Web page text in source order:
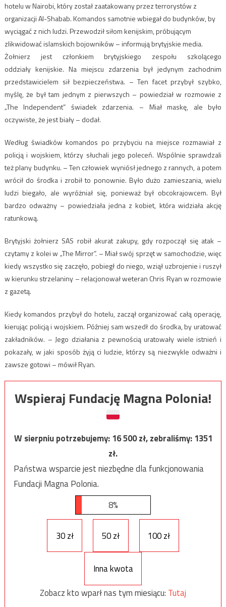
hotelu w Nairobi, który został zaatakowany przez terrorystów z
organizacji Al-Shabab. Komandos samotnie wbiegał do budynków, by
wyciągać z nich ludzi. Przewodził siłom kenijskim, próbującym
zlikwidować islamskich bojowników – informują brytyjskie media.
Żołnierz jest członkiem brytyjskiego zespołu szkolącego
oddziały kenijskie. Na miejscu zdarzenia był jedynym zachodnim
przedstawicielem sił bezpieczeństwa. – Ten facet przybył szybko,
myślę, że był tam jednym z pierwszych – powiedział w rozmowie z
„The Independent” świadek zdarzenia. – Miał maskę, ale było
oczywiste, że jest biały – dodał.
Według świadków komandos po przybyciu na miejsce rozmawiał z
policją i wojskiem, którzy słuchali jego poleceń. Wspólnie sprawdzali
też plany budynku. – Ten człowiek wyniósł jednego z rannych, a potem
wrócił do środka i zrobił to ponownie. Było dużo zamieszania, wielu
ludzi biegało, ale wyróżniał się, ponieważ był obcokrajowcem. Był
bardzo odważny – powiedziała jedna z kobiet, która widziała akcję
ratunkową.
Brytyjski żołnierz SAS robił akurat zakupy, gdy rozpoczął się atak –
czytamy z kolei w „The Mirror”. – Miał swój sprzęt w samochodzie, więc
kiedy wszystko się zaczęło, pobiegł do niego, wziął uzbrojenie i ruszył
w kierunku strzelaniny – relacjonował weteran Chris Ryan w rozmowie
z gazetą.
Kiedy komandos przybył do hotelu, zaczął organizować całą operację,
kierując policją i wojskiem. Później sam wszedł do środka, by uratować
zakładników. – Jego działania z pewnością uratowały wiele istnień i
pokazały, w jaki sposób żyją ci ludzie, którzy są niezwykle odważni i
zawsze gotowi – mówił Ryan.
Wspieraj Fundację Magna Polonia!
W sierpniu potrzebujemy:16 500zł, zebraliśmy:1351
zł.
Państwa wsparcie jest niezbędne dla funkcjonowania
Fundacji Magna Polonia.
8%
30 zł 50 zł 100 zł
Inna kwota
Zobacz kto wparł nas tym miesiącu: Tutaj